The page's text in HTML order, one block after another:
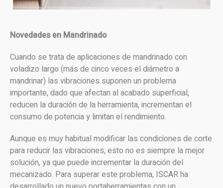
Novedades en Mandrinado
Cuando se trata de aplicaciones de mandrinado con
voladizo largo (más de cinco veces el diámetro a
mandrinar) las vibraciones suponen un problema
importante, dado que afectan al acabado superficial,
reducen la duración de la herramienta, incrementan el
consumo de potencia y limitan el rendimiento.
Aunque es muy habitual modificar las condiciones de corte
para reducir las vibraciones, esto no es siempre la mejor
solución, ya que puede incrementar la duración del
mecanizado. Para superar este problema, ISCAR ha